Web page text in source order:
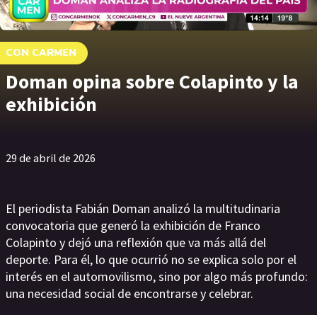
CON CARMEN
Doman opina sobre Colapinto y la
exhibición
29 de abril de 2026
El periodista Fabián Doman analizó la multitudinaria
convocatoria que generó la exhibición de Franco
Colapinto y dejó una reflexión que va más allá del
deporte. Para él, lo que ocurrió no se explica solo por el
interés en el automovilismo, sino por algo más profundo:
una necesidad social de encontrarse y celebrar.